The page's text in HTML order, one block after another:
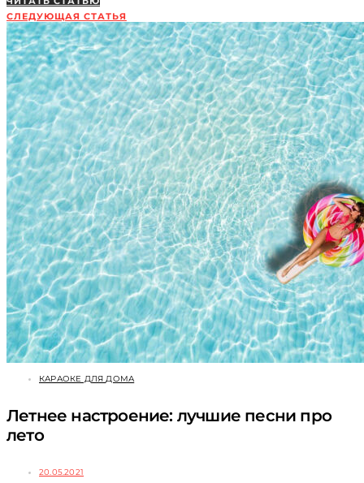
СЛЕДУЮЩАЯ СТАТЬЯ
КАРАОКЕ ДЛЯ ДОМА
Летнее настроение: лучшие песни про
лето
20.05.2021